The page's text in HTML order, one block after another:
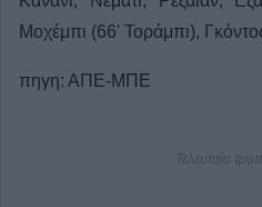
Μοχέμπι (66' Τοράμπι),
πηγη: ΑΠΕ-ΜΠΕ
Τελευταία